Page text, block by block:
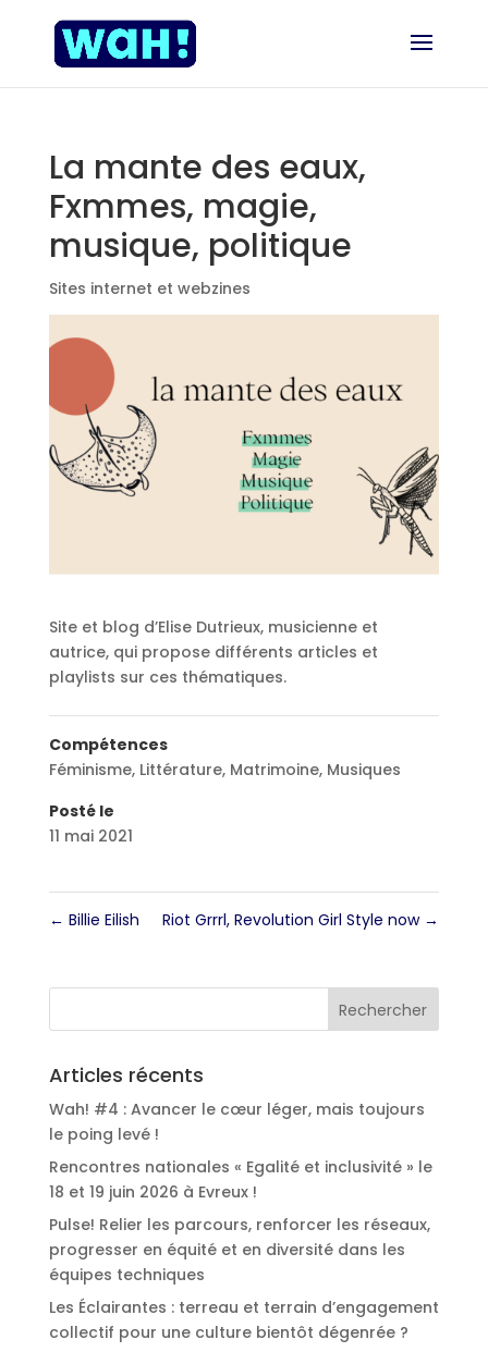
La mante des eaux,
Fxmmes, magie,
musique, politique
Sites internet et webzines
Site et blog d’Elise Dutrieux, musicienne et
autrice, qui propose différents articles et
playlists sur ces thématiques.
Compétences
Féminisme, Littérature, Matrimoine, Musiques
Posté le
11 mai 2021
← Billie Eilish Riot Grrrl, Revolution Girl Style now →
Articles récents
Wah! #4 : Avancer le cœur léger, mais toujours
le poing levé !
Rencontres nationales « Egalité et inclusivité » le
18 et 19 juin 2026 à Evreux !
Pulse! Relier les parcours, renforcer les réseaux,
progresser en équité et en diversité dans les
équipes techniques
Les Éclairantes : terreau et terrain d’engagement
collectif pour une culture bientôt dégenrée ?